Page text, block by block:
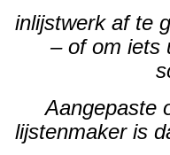
inlijstwerk af te
– of om iets
Aangepaste
lijstenmaker is